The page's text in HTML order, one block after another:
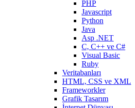
PHP
Javascript
Python
Java
Asp .NET
C, C++ ve C#
Visual Basic
Ruby
Veritabanları
HTML, CSS ve XML
Frameworkler
Grafik Tasarım